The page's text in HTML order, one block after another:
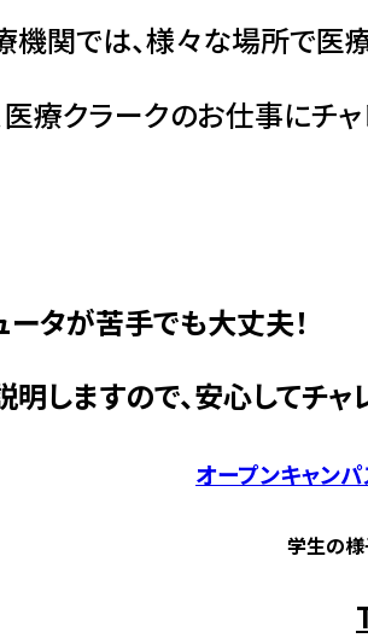
機関では、様々な場所で医
療クラークのお仕事にチャ
ータが苦手でも大丈夫！
しますので、安心してチャ
オープンキャン
学生の様